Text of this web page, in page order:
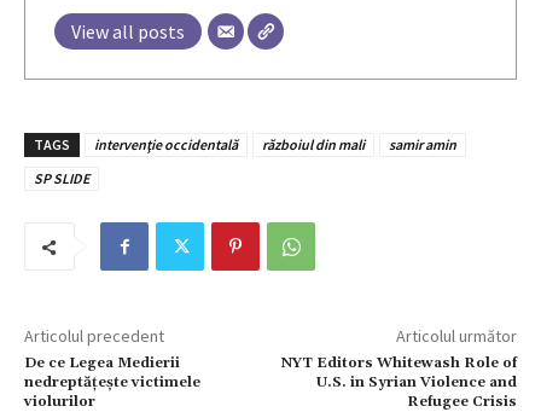
View all posts
TAGS intervenţie occidentală războiul din mali
samir amin
SP SLIDE
Articolul precedent
De ce Legea Medierii
nedreptăţeşte victimele
violurilor
Articolul următor
NYT Editors Whitewash Role of
U.S. in Syrian Violence and
Refugee Crisis